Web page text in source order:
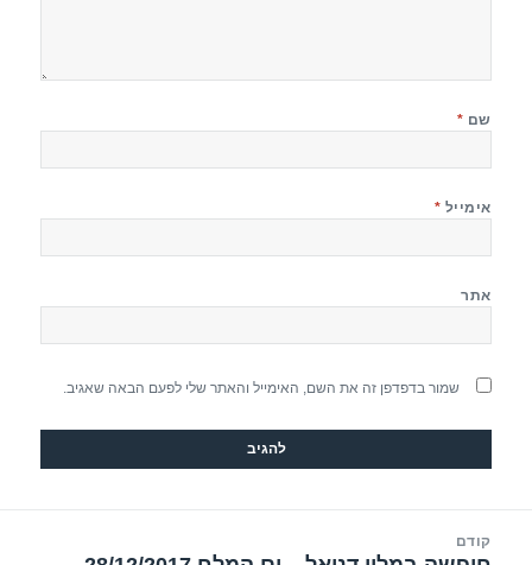
שם *
אימייל *
אתר
שמור בדפדפן זה את השם, האימייל והאתר שלי לפעם הבאה שאגיב.
קודם